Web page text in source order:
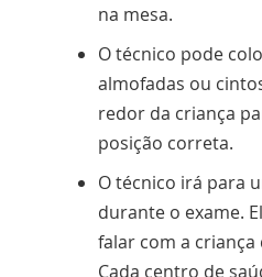
na mesa.
O técnico pode
almofadas ou
redor da criança
posição correta.
O técnico irá para
durante o exame.
falar com a
Cada centro de